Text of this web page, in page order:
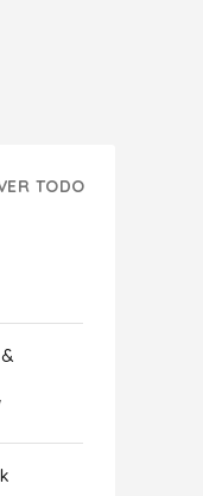
TODO